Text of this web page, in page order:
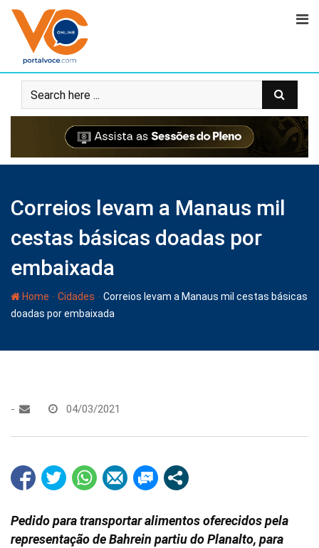
Correios levam a Manaus mil
cestas básicas doadas por
embaixada
Home - Cidades - Correios levam a Manaus mil cestas básicas
doadas por embaixada
- 04/03/2021
Pedido para transportar alimentos oferecidos pela
representação de Bahrein partiu do Planalto, para